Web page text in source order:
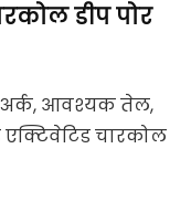
डीप पोर
अर्क, आवश्यक तेल,
चारकोल